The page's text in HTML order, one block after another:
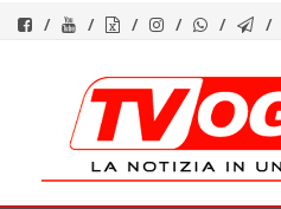
contenuto